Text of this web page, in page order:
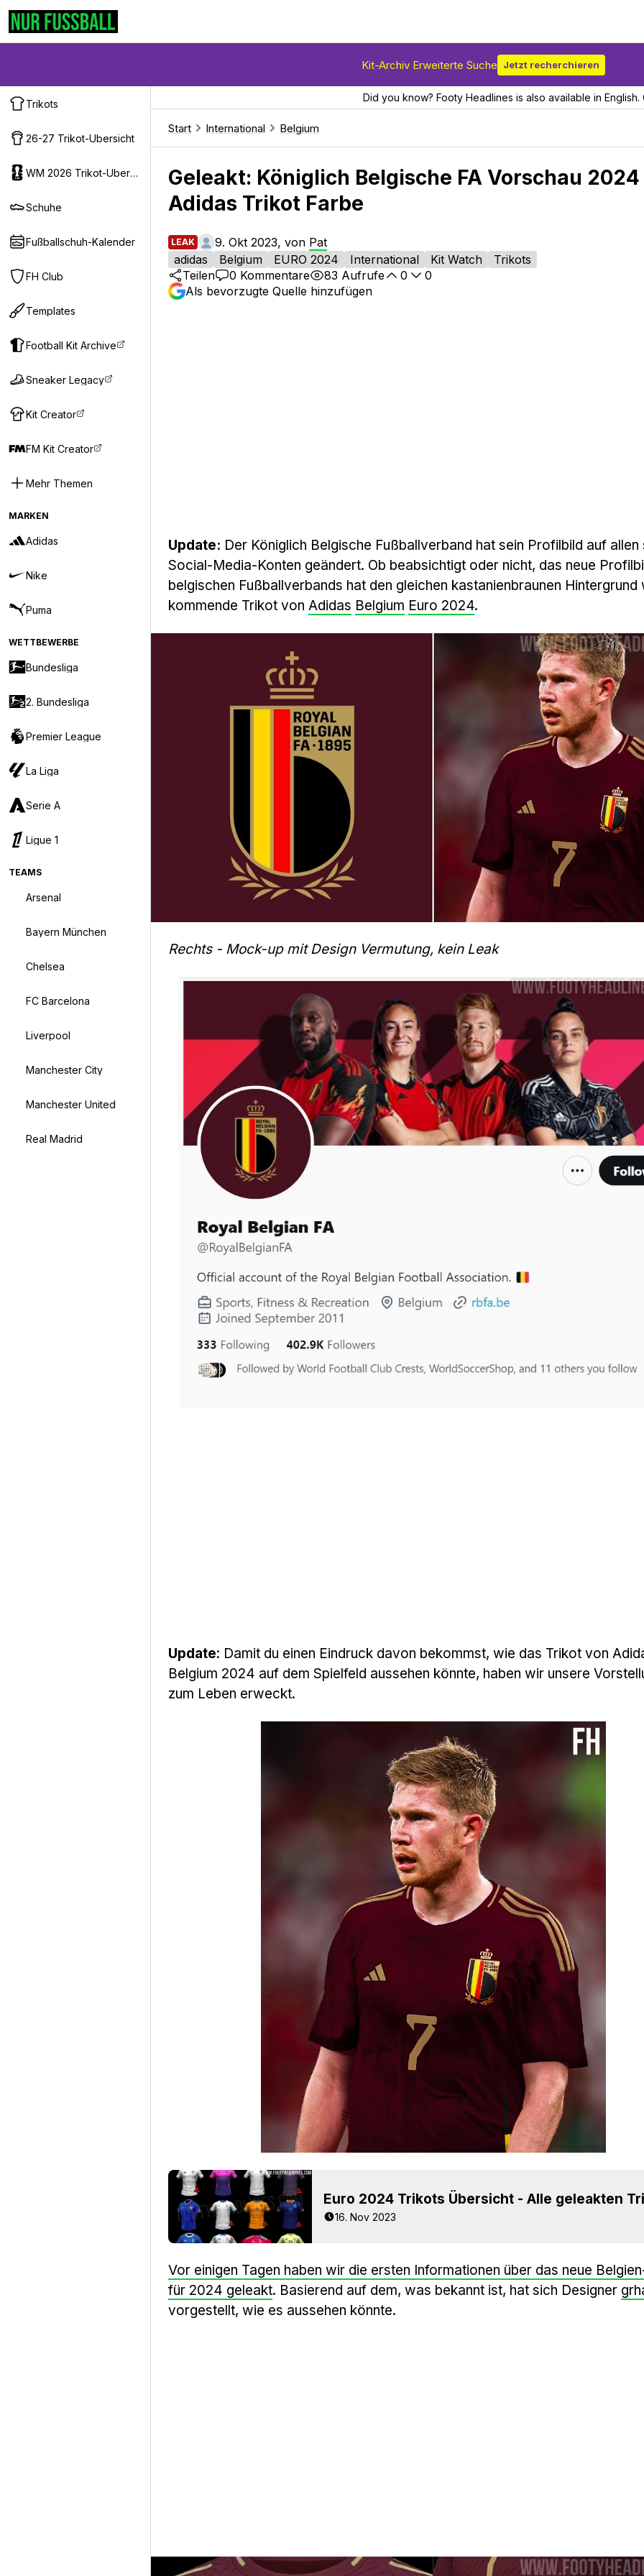
Kit-Archiv Erweiterte Suche Jetzt recherchieren
Trikots
26-27 Trikot-Ubersicht
WM 2026 Trikot-Ubersicht
Schuhe
Fußballschuh-Kalender
FH Club
Templates
Football Kit Archive
Sneaker Legacy
Kit Creator
FM Kit Creator
Mehr Themen
MARKEN
Adidas
Nike
Puma
WETTBEWERBE
Bundesliga
2. Bundesliga
Premier League
La Liga
Serie A
Ligue 1
TEAMS
Arsenal
Bayern München
Chelsea
FC Barcelona
Liverpool
Manchester City
Manchester United
Real Madrid
Did you know? Footy Headlines is also available in
Start International Belgium
Geleakt: Königlich Belgische FA Vorschau 2024
Adidas Trikot Farbe
LEAK 9. Okt 2023, von Pat
adidas
Belgium EURO 2024 International Kit Watch
Trikots
Teilen
0 Kommentare 83 Aufrufe 0
0
Als bevorzugte Quelle hinzufügen
Update: Der Königlich Belgische Fußballverband hat sein Profilbild auf allen
Social-Media-Konten geändert. Ob beabsichtigt oder nicht, das neue
belgischen Fußballverbands hat den gleichen kastanienbraunen Hintergrund
kommende Trikot von Adidas Belgium Euro 2024.
Rechts - Mock-up mit Design Vermutung, kein Leak
Update: Damit du einen Eindruck davon bekommst, wie das Trikot von
Belgium 2024 auf dem Spielfeld aussehen könnte, haben wir unsere
zum Leben erweckt.
16. Nov 2023
Vor einigen Tagen haben wir die ersten Informationen über das neue
für 2024 geleakt. Basierend auf dem, was bekannt ist, hat sich Designer
vorgestellt, wie es aussehen könnte.